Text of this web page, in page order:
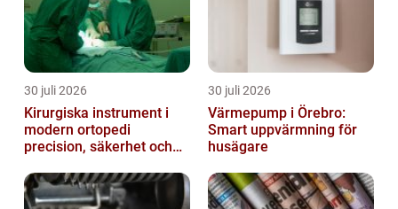
30 juli 2026
Kirurgiska instrument i
modern ortopedi
precision, säkerhet och
30 juli 2026
Värmepump i Örebro:
Smart uppvärmning för
husägare